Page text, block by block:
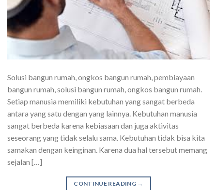
Solusi bangun rumah, ongkos bangun rumah, pembiayaan
bangun rumah, solusi bangun rumah, ongkos bangun rumah.
Setiap manusia memiliki kebutuhan yang sangat berbeda
antara yang satu dengan yang lainnya. Kebutuhan manusia
sangat berbeda karena kebiasaan dan juga aktivitas
seseorang yang tidak selalu sama. Kebutuhan tidak bisa kita
samakan dengan keinginan. Karena dua hal tersebut memang
sejalan […]
CONTINUE READING →